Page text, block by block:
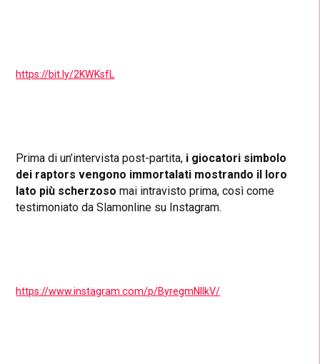
https://bit.ly/2KWKsfL
Prima di un’intervista post-partita, i giocatori simbolo
dei raptors vengono immortalati mostrando il loro
lato più scherzoso mai intravisto prima, così come
testimoniato da Slamonline su Instagram.
https://www.instagram.com/p/ByregmNlIkV/